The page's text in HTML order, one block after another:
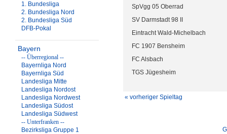
1. Bundesliga
2. Bundesliga Nord
2. Bundesliga Süd
DFB-Pokal
Bayern
-- Überregional --
Bayernliga Nord
Bayernliga Süd
Landesliga Mitte
Landesliga Nordost
Landesliga Nordwest
Landesliga Südost
Landesliga Südwest
-- Unterfranken --
Bezirksliga Gruppe 1
SpVgg 05 Oberrad
SV Darmstadt 98 II
Eintracht Wald-Michelbach
FC 1907 Bensheim
FC Alsbach
TGS Jügesheim
« vorheriger Spieltag